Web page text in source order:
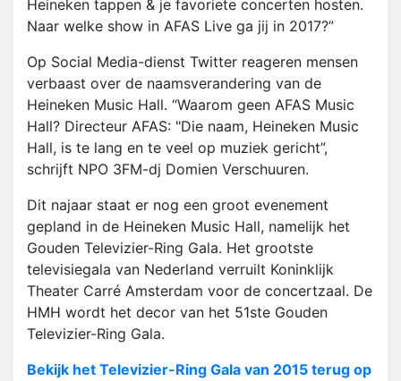
Heineken tappen & je favoriete concerten hosten.
Naar welke show in AFAS Live ga jij in 2017?”
Op Social Media-dienst Twitter reageren mensen
verbaast over de naamsverandering van de
Heineken Music Hall. “Waarom geen AFAS Music
Hall? Directeur AFAS: "Die naam, Heineken Music
Hall, is te lang en te veel op muziek gericht”,
schrijft NPO 3FM-dj Domien Verschuuren.
Dit najaar staat er nog een groot evenement
gepland in de Heineken Music Hall, namelijk het
Gouden Televizier-Ring Gala. Het grootste
televisiegala van Nederland verruilt Koninklijk
Theater Carré Amsterdam voor de concertzaal. De
HMH wordt het decor van het 51ste Gouden
Televizier-Ring Gala.
Bekijk het Televizier-Ring Gala van 2015 terug op